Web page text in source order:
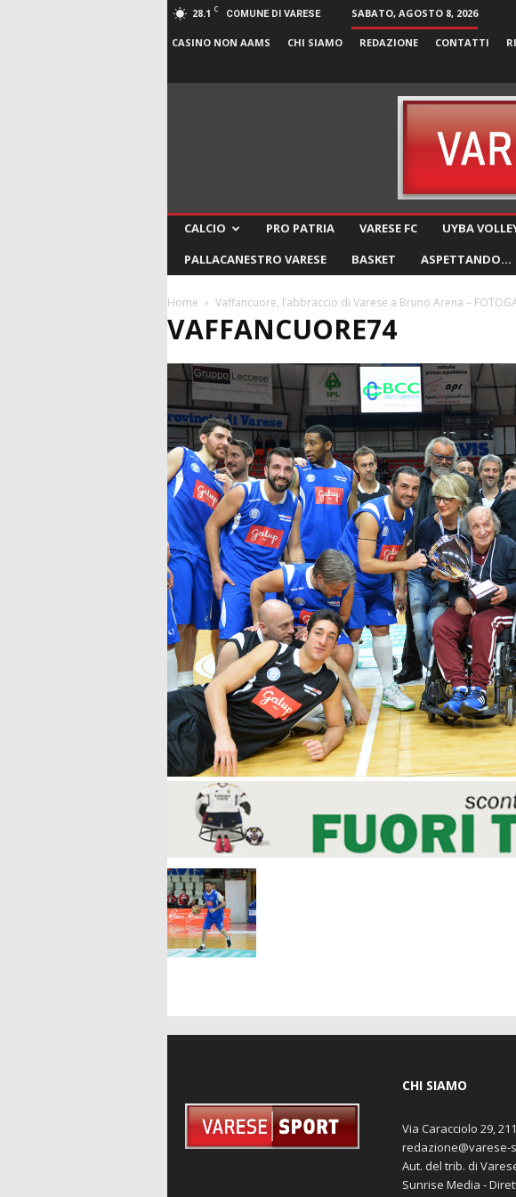
28.1 C COMUNE DI VARESE SABATO, AGOSTO 8, 2026
CASINO NON AAMS CHI SIAMO REDAZIONE CONTATTI
CALCIO PRO PATRIA VARESE FC UYBA
PALLACANESTRO VARESE
BASKET ASPETTANDO…
Home Vaffancuore, l’abbraccio di Varese a Bruno Arena –
VAFFANCUORE74
CHI SIAMO
Via Caracciolo 29,
redazione@varese-
Aut. del trib. di
Sunrise Media -